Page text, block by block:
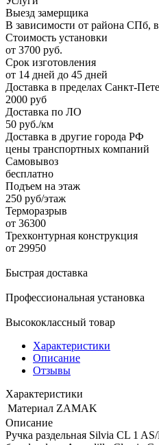
Выезд замерщика
В зависимости от района СПб,
Стоимость установки
от 3700 руб.
Срок изготовления
от 14 дней до 45 дней
Доставка в пределах Санкт-
2000 руб
Доставка по ЛО
50 руб./км
Доставка в другие города РФ
цены транспортных компаний
Самовывоз
бесплатно
Подъем на этаж
250 руб/этаж
Терморазрыв
от 36300
Трехконтурная конструкция
от 29950
Быстрая доставка
Профессиональная установка
Высококлассный товар
Характеристики
Описание
Отзывы
Характеристики
Материал ZAMAK
Описание
Ручка раздельная Silvia CL 1